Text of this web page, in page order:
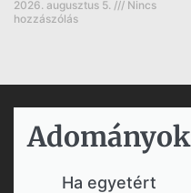
2026. augusztus 5.
Nincs
hozzászólás
Adományok​
Ha egyetért